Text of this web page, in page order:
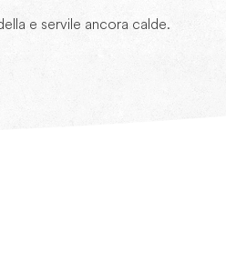
e servile ancora calde.